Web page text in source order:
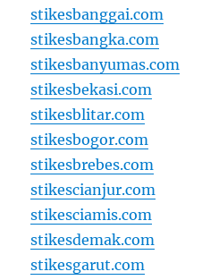
stikesbanggai.com
stikesbangka.com
stikesbanyumas.com
stikesbekasi.com
stikesblitar.com
stikesbogor.com
stikesbrebes.com
stikescianjur.com
stikesciamis.com
stikesdemak.com
stikesgarut.com